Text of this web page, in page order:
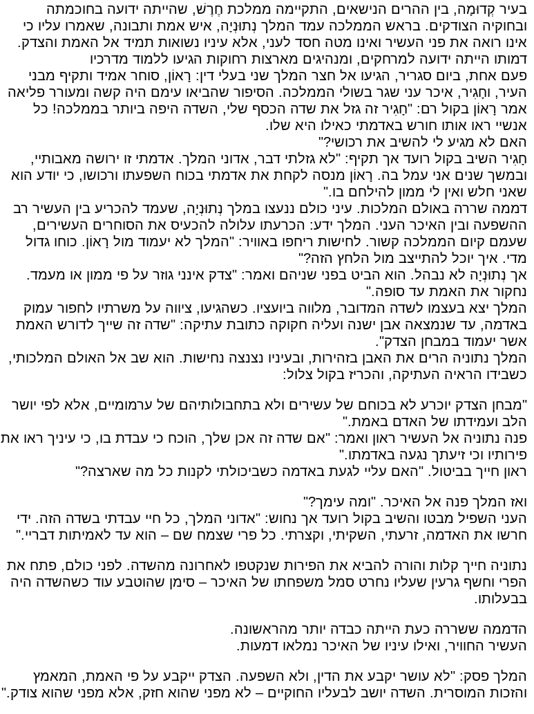
בעיר קְדוּמָה, בין ההרים הנישאים, התקיימה ממלכת חֶרֶשׁ, שהייתה ידועה בחוכמתה
ובחוקיה הצודקים. בראש הממלכה עמד המלך נְתוּנְיָה, איש אמת ותבונה, שאמרו עליו כי
אינו רואה את פני העשיר ואינו מטה חסד לעני, אלא עיניו נשואות תמיד אל האמת והצדק.
דמותו הייתה ידועה למרחקים, ומנהיגים מארצות רחוקות הגיעו ללמוד מדרכיו
פעם אחת, ביום סגריר, הגיעו אל חצר המלך שני בעלי דין: רָאוֹן, סוחר אמיד ותקיף מבני
העיר, וחָגִיר, איכר עני שגר בשולי הממלכה. הסיפור שהביאו עימם היה קשה ומעורר פליאה
אמר רָאוֹן בקול רם: "חָגִיר זה גזל את שדה הכסף שלי, השדה היפה ביותר בממלכה! כל
אנשיי ראו אותו חורש באדמתי כאילו היא שלו.
האם לא מגיע לי להשיב את רכושי?"
חָגִיר השיב בקול רועד אך תקיף: "לא גזלתי דבר, אדוני המלך. אדמתי זו ירושה מאבותיי,
ובמשך שנים אני עמל בה. רָאוֹן מנסה לקחת את אדמתי בכוח השפעתו ורכושו, כי יודע הוא
שאני חלש ואין לי ממון להילחם בו."
דממה שררה באולם המלכות. עיני כולם ננעצו במלך נְתוּנְיָה, שעמד להכריע בין העשיר רב
ההשפעה ובין האיכר העני. המלך ידע: הכרעתו עלולה להכעיס את הסוחרים העשירים,
שעמם קיום הממלכה קשור. לחישות ריחפו באוויר: "המלך לא יעמוד מול רָאוֹן. כוחו גדול
מדי. איך יוכל להתייצב מול הלחץ הזה?"
אך נְתוּנְיָה לא נבהל. הוא הביט בפני שניהם ואמר: "צדק אינני גוזר על פי ממון או מעמד.
נחקור את האמת עד סופה."
המלך יצא בעצמו לשדה המדובר, מלווה ביועציו. כשהגיעו, ציווה על משרתיו לחפור עמוק
באדמה, עד שנמצאה אבן ישנה ועליה חקוקה כתובת עתיקה: "שדה זה שייך לדורש האמת
אשר יעמוד במבחן הצדק".
המלך נתוניה הרים את האבן בזהירות, ובעיניו נצנצה נחישות. הוא שב אל האולם המלכותי,
כשבידו הראיה העתיקה, והכריז בקול צלול:
"מבחן הצדק יוכרע לא בכוחם של עשירים ולא בתחבולותיהם של ערמומיים, אלא לפי יושר
הלב ועמידתו של האדם באמת."
פנה נתוניה אל העשיר ראון ואמר: "אם שדה זה אכן שלך, הוכח כי עבדת בו, כי עיניך ראו את
פירותיו וכי זיעתך נגעה באדמתו."
ראון חייך בביטול. "האם עליי לגעת באדמה כשביכולתי לקנות כל מה שארצה?"
ואז המלך פנה אל האיכר. "ומה עימך?"
העני השפיל מבטו והשיב בקול רועד אך נחוש: "אדוני המלך, כל חיי עבדתי בשדה הזה. ידי
חרשו את האדמה, זרעתי, השקיתי, וקצרתי. כל פרי שצמח שם – הוא עד לאמיתות דבריי."
נתוניה חייך קלות והורה להביא את הפירות שנקטפו לאחרונה מהשדה. לפני כולם, פתח את
הפרי וחשף גרעין שעליו נחרט סמל משפחתו של האיכר – סימן שהוטבע עוד כשהשדה היה
בבעלותו.
הדממה ששררה כעת הייתה כבדה יותר מהראשונה.
העשיר החוויר, ואילו עיניו של האיכר נמלאו דמעות.
המלך פסק: "לא עושר יקבע את הדין, ולא השפעה. הצדק ייקבע על פי האמת, המאמץ
והזכות המוסרית. השדה יושב לבעליו החוקיים – לא מפני שהוא חזק, אלא מפני שהוא צודק."